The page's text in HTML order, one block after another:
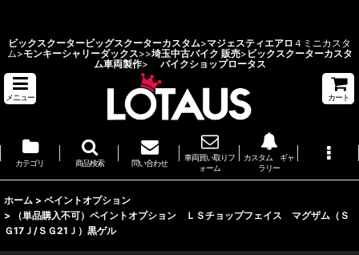
ビックスクータービッグスクーターカスタム>マジェスティエアロ ４ミニカスタ
ム>モンキーシャリーダックス>>埼玉中古バイク 販売> ビックスクーターカスタ
ム車両製作> バイクショップロータス
メニュー カート
カテゴリ 商品検索 問い合わせ
車両買い取りフ
ォーム
カスタム ギャ
ラリー
ホーム > ペイントオプション
>
（単品購入不可）ペイントオプション ＬＳチョップフェイス マグザム（Ｓ
Ｇ17Ｊ/ＳＧ21Ｊ）黒ゲル